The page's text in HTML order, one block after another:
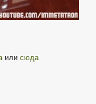
или сюда